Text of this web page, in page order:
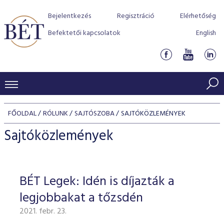
Bejelentkezés Regisztráció
Elérhetőség
Befektetői kapcsolatok
English
KERESKEDÉSI ADATOK
INDEXEK
Jelzáloglevél indexek
Vállalati kötvény indexek
Azonnali Piac
Részvények
Származékos piac
BEFEKTETŐK
Részvény szekció
Hitelpapír szekció
Szabályozás
BÉT szabályzatok
Befektetővédelem
Alkalmazott díjstruktúra
Elszámolás
Részvény és vállalati kötvény tőzsdei bevezetését
program
BÉT Xtend - Részvénypiac egyszerűen
TŐZSDETAGOK
Tőzsdetagok, üzletkötők
VENDOROK
FŐOLDAL RÓLUNK SAJTÓSZOBA SAJTÓKÖZLEMÉNYEK
Sajtóközlemények
BÉT Legek: Idén is díjazták a
legjobbakat a tőzsdén
2021. febr. 23.